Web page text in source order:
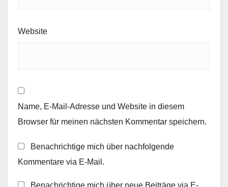
Website
Name, E-Mail-Adresse und Website in diesem
Browser für meinen nächsten Kommentar speichern.
Benachrichtige mich über nachfolgende
Kommentare via E-Mail.
Benachrichtige mich über neue Beiträge via E-